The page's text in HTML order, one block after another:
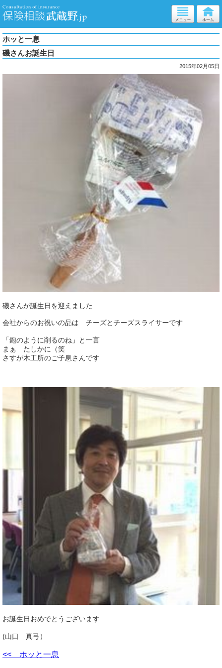
ホッと一息
磯さんお誕生日
2015年02月05日
磯さんが誕生日を迎えました
会社からのお祝いの品は チーズとチーズスライサーです
「鉋のように削るのね」と一言
まぁ たしかに（笑
さすが木工所のご子息さんです
お誕生日おめでとうございます
(山口 真弓）
<< ホッと一息